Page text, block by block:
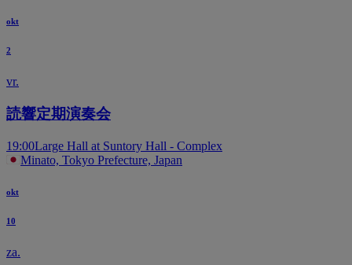
okt
2
vr.
読響定期演奏会
19:00Large Hall at Suntory Hall - Complex
Minato, Tokyo Prefecture, Japan
okt
10
za.